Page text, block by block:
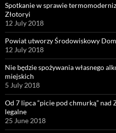
Spotkanie w sprawie
Złotoryi
12 July 2018
Powiat utworzy Środowiskowy
12 July 2018
Nie będzie spożywania własnego
miejskich
5 July 2018
Od 7 lipca “picie pod chmurką”
legalne
25 June 2018